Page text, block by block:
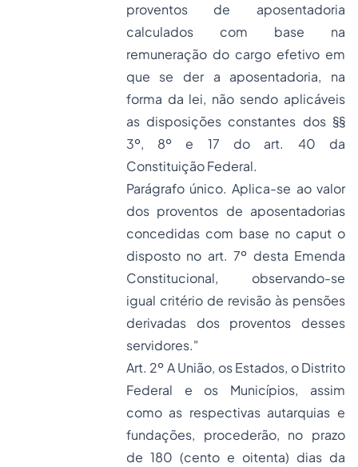
proventos de aposentadoria
calculados com base na
remuneração do cargo efetivo em
que se der a aposentadoria, na
forma da lei, não sendo aplicáveis
as disposições constantes dos §§
3º, 8º e 17 do art. 40 da
Constituição Federal.
Parágrafo único. Aplica-se ao valor
dos proventos de aposentadorias
concedidas com base no caput o
disposto no art. 7º desta Emenda
Constitucional, observando-se
igual critério de revisão às pensões
derivadas dos proventos desses
servidores."
Art. 2º A União, os Estados, o Distrito
Federal e os Municípios, assim
como as respectivas autarquias e
fundações, procederão, no prazo
de 180 (cento e oitenta) dias da